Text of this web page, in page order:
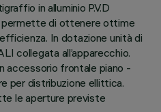
in alluminio P.V.D
permette di ottenere ottime
In dotazione unità di
collegata all’apparecchio.
accessorio frontale piano -
per distribuzione ellittica.
le aperture previste